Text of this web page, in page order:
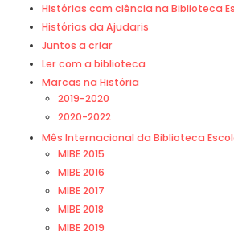
Histórias com ciência na Biblioteca
Histórias da Ajudaris
Juntos a criar
Ler com a biblioteca
Marcas na História
2019-2020
2020-2022
Mês Internacional da Biblioteca
MIBE 2015
MIBE 2016
MIBE 2017
MIBE 2018
MIBE 2019